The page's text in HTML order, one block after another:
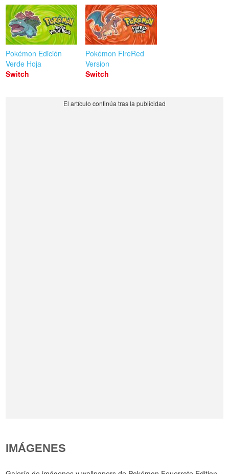
Pokémon Edición
Verde Hoja
Switch
Pokémon FireRed
Version
Switch
IMÁGENES